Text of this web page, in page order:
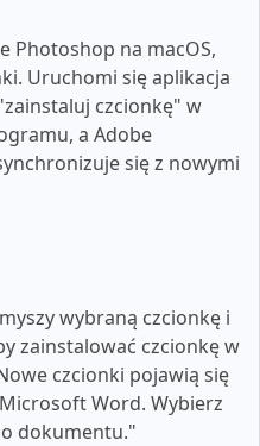
Photoshop na macOS,
Uruchomi się aplikacja
czcionkę" w
a Adobe
się z nowymi
wybraną czcionkę i
zainstalować czcionkę w
czcionki pojawią się
Word. Wybierz
dokumentu."